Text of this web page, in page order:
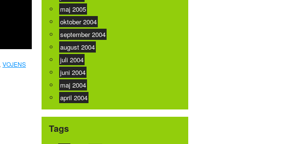
VOJENS
maj 2005
oktober 2004
september 2004
august 2004
juli 2004
juni 2004
maj 2004
april 2004
Tags